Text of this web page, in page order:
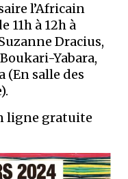
l’Africain
11h à 12h à
Dracius,
Yabara,
(En salle des
ligne gratuite